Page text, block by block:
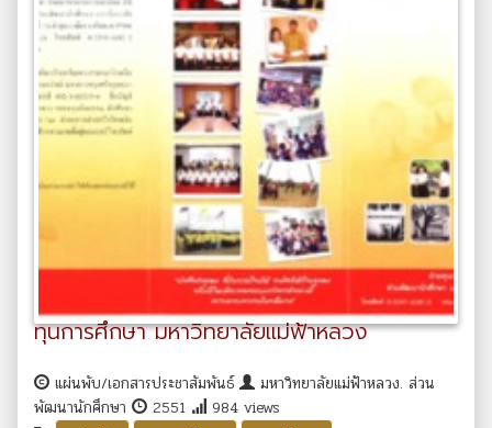
ทุนการศึกษา มหาวิทยาลัยแม่ฟ้าหลวง
แผ่นพับ/เอกสารประชาสัมพันธ์
มหาวิทยาลัยแม่ฟ้าหลวง. ส่วน
พัฒนานักศึกษา
2551
984 views